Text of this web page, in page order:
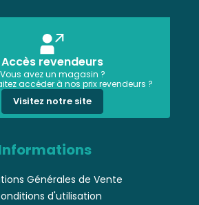
Accès revendeurs
Vous avez un magasin ?
accéder à nos prix revendeurs ?
Visitez notre site
Générales de Vente
d'utilisation